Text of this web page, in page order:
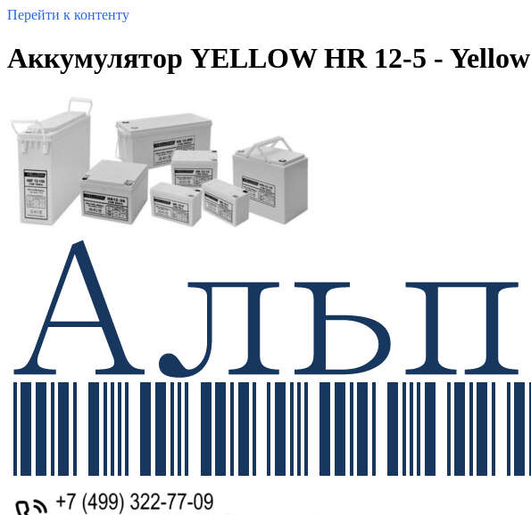
Перейти к контенту
Аккумулятор YELLOW HR 12-5 - Yellow